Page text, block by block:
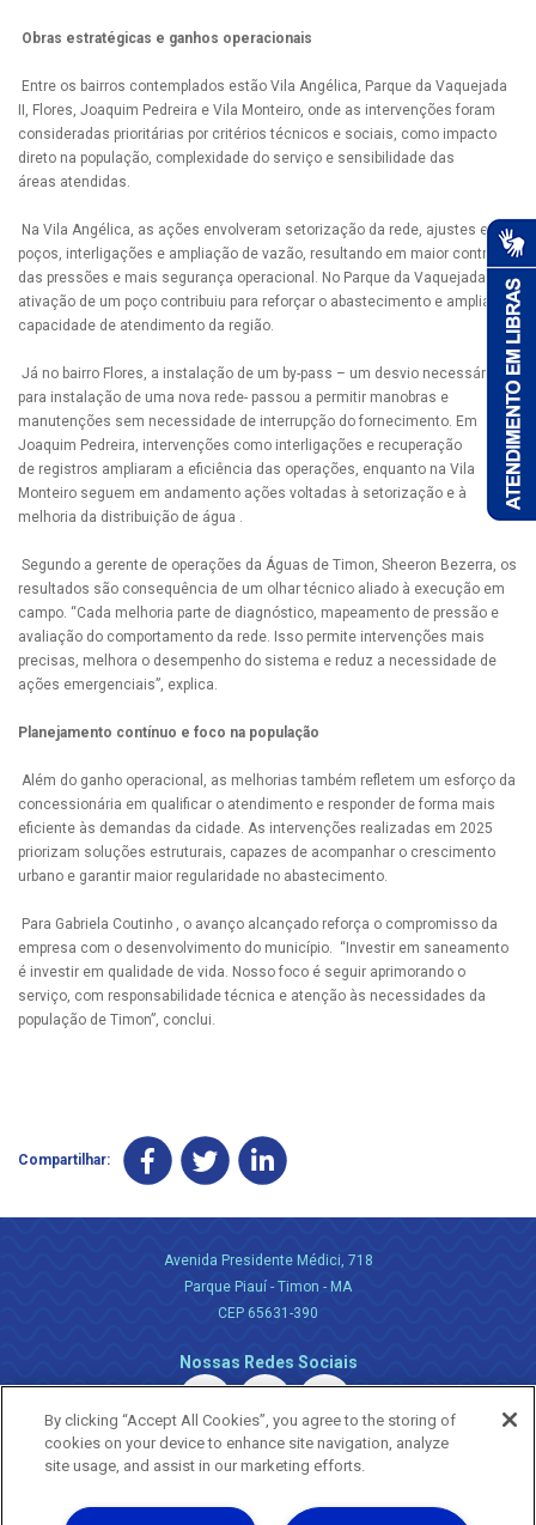
Obras estratégicas e ganhos operacionais
Entre os bairros contemplados estão Vila Angélica, Parque da Vaquejada
II, Flores, Joaquim Pedreira e Vila Monteiro, onde as intervenções foram
consideradas prioritárias por critérios técnicos e sociais, como impacto
direto na população, complexidade do serviço e sensibilidade das
áreas atendidas.
Na Vila Angélica, as ações envolveram setorização da rede, ajustes em
poços, interligações e ampliação de vazão, resultando em maior controle
das pressões e mais segurança operacional. No Parque da Vaquejada II, a
ativação de um poço contribuiu para reforçar o abastecimento e ampliar a
capacidade de atendimento da região.
Já no bairro Flores, a instalação de um by-pass – um desvio necessário
para instalação de uma nova rede- passou a permitir manobras e
manutenções sem necessidade de interrupção do fornecimento. Em
Joaquim Pedreira, intervenções como interligações e recuperação
de registros ampliaram a eficiência das operações, enquanto na Vila
Monteiro seguem em andamento ações voltadas à setorização e à
melhoria da distribuição de água .
Segundo a gerente de operações da Águas de Timon, Sheeron Bezerra, os
resultados são consequência de um olhar técnico aliado à execução em
campo. “Cada melhoria parte de diagnóstico, mapeamento de pressão e
avaliação do comportamento da rede. Isso permite intervenções mais
precisas, melhora o desempenho do sistema e reduz a necessidade de
ações emergenciais”, explica.
Planejamento contínuo e foco na população
Além do ganho operacional, as melhorias também refletem um esforço da
concessionária em qualificar o atendimento e responder de forma mais
eficiente às demandas da cidade. As intervenções realizadas em 2025
priorizam soluções estruturais, capazes de acompanhar o crescimento
urbano e garantir maior regularidade no abastecimento.
Para Gabriela Coutinho , o avanço alcançado reforça o compromisso da
empresa com o desenvolvimento do município. “Investir em saneamento
é investir em qualidade de vida. Nosso foco é seguir aprimorando o
serviço, com responsabilidade técnica e atenção às necessidades da
população de Timon”, conclui.
Compartilhar:
Avenida Presidente Médici, 718
Parque Piauí - Timon - MA
CEP 65631-390
Nossas Redes Sociais
By clicking “Accept All Cookies”, you agree to the storing of
cookies on your device to enhance site navigation, analyze
site usage, and assist in our marketing efforts.